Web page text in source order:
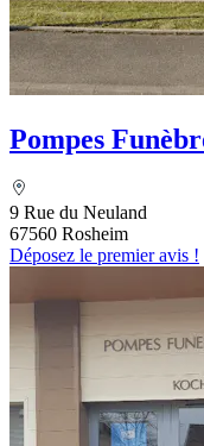
Pompes
9 Rue du Neuland
67560 Rosheim
Déposez le premier avis !